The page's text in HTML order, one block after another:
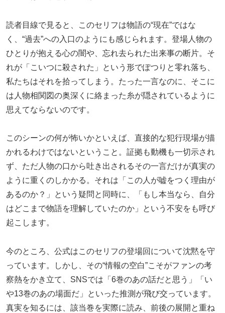
読者目線で見ると、このセリフは物語の“現在”ではな
く、“過去”への入口のようにも感じられます。登場人物の
ひとりが抱える心の闇や、忘れ去られた出来事の断片。そ
れが「こいつに殺された」という形でぽつりと零れ落ち、
私たちはそれを拾ってしまう。たった一言なのに、そこに
は人物相関図の奥深くに絡まった糸が隠されているように
思えてならないのです。
このシーンの何が怖いかといえば、直接的な犯行現場が描
かれるわけではないということ。証拠も動機も一切示され
ず、ただ人物の口から吐き出されるその一言だけが真実の
ように重くのしかかる。それは「この人が嘘をつく理由が
あるのか？」という疑問と同時に、「もし本当なら、自分
はどこまで物語を理解していたのか」という不安をも呼び
起こします。
今のところ、公式はこのセリフの登場回について沈黙を守
っています。しかし、その“情報の空白”こそがファンの考
察熱をかき立て、SNSでは「6巻のあの話だと思う」「い
や13巻のあの場面だ」といった推測が飛び交っています。
真実を知るには、該当巻を実際に読み、前後の展開と重ね